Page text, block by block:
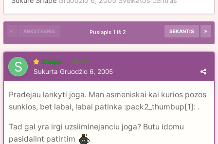
ANKSTESNIS SEKANTIS
Puslapis 1 iš 2
Snapė 13
Sukurta Gruodžio 6, 2005
Pradejau lankyti joga. Man asmeniskai kai kurios pozos
sunkios, bet labai, labai patinka :pack2_thumbup[1]: .
Tad gal yra irgi uzsiiminejanciu joga? Butu idomu
pasidalint patirtim